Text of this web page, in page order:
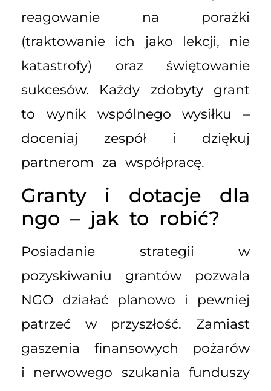
reagowanie na porażki
(traktowanie ich jako lekcji, nie
katastrofy) oraz świętowanie
sukcesów. Każdy zdobyty grant
to wynik wspólnego wysiłku –
doceniaj zespół i dziękuj
partnerom za współpracę.
Granty i dotacje dla
ngo – jak to robić?
Posiadanie strategii w
pozyskiwaniu grantów pozwala
NGO działać planowo i pewniej
patrzeć w przyszłość. Zamiast
gaszenia finansowych pożarów
i nerwowego szukania funduszy